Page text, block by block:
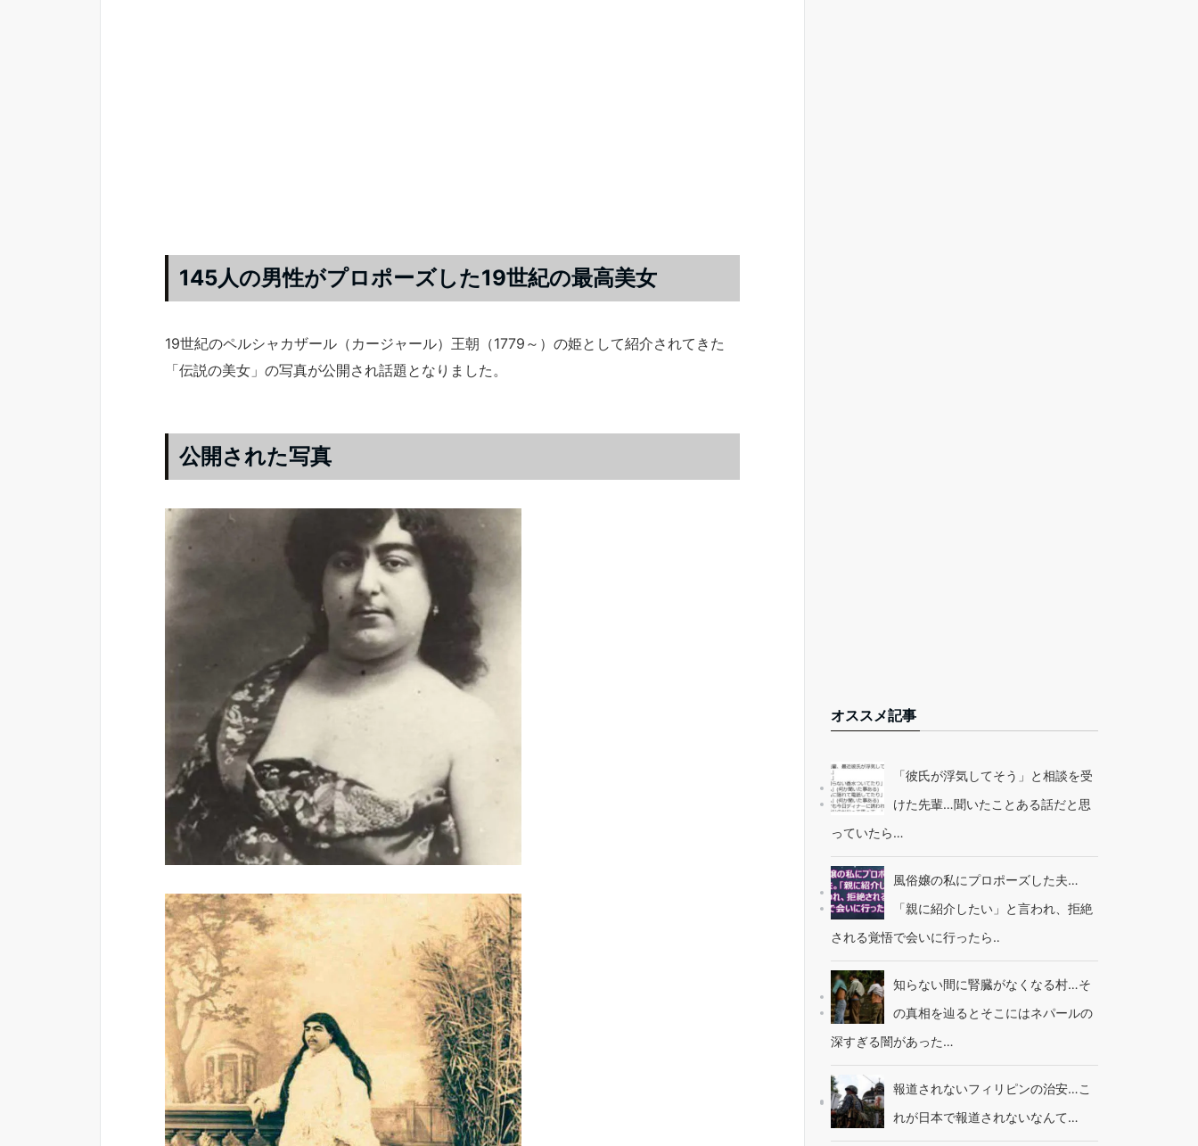
145人の男性がプロポーズした19世紀の最高美女
19世紀のペルシャカザール（カージャール）王朝（1779～）の姫として紹介されてきた
「伝説の美女」の写真が公開され話題となりました。
公開された写真
オススメ記事
「彼氏が浮気してそう」と相談を受
けた先輩…聞いたことある話だと思
っていたら…
風俗嬢の私にプロポーズした夫…
「親に紹介したい」と言われ、拒絶
される覚悟で会いに行ったら‥
知らない間に腎臓がなくなる村…そ
の真相を辿るとそこにはネパールの
深すぎる闇があった…
報道されないフィリピンの治安…こ
れが日本で報道されないなんて…